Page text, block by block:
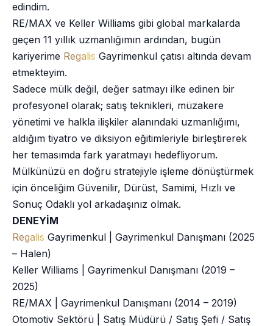
edindim.
RE/MAX ve Keller Williams gibi global markalarda
geçen 11 yıllık uzmanlığımın ardından, bugün
kariyerime Regalis Gayrimenkul çatısı altında devam
etmekteyim.
Sadece mülk değil, değer satmayı ilke edinen bir
profesyonel olarak; satış teknikleri, müzakere
yönetimi ve halkla ilişkiler alanındaki uzmanlığımı,
aldığım tiyatro ve diksiyon eğitimleriyle birleştirerek
her temasımda fark yaratmayı hedefliyorum.
Mülkünüzü en doğru stratejiyle işleme dönüştürmek
için önceliğim Güvenilir, Dürüst, Samimi, Hızlı ve
Sonuç Odaklı yol arkadaşınız olmak.
DENEYİM
Regalis Gayrimenkul | Gayrimenkul Danışmanı (2025
– Halen)
Keller Williams | Gayrimenkul Danışmanı (2019 –
2025)
RE/MAX | Gayrimenkul Danışmanı (2014 – 2019)
Otomotiv Sektörü | Satış Müdürü / Satış Şefi / Satış